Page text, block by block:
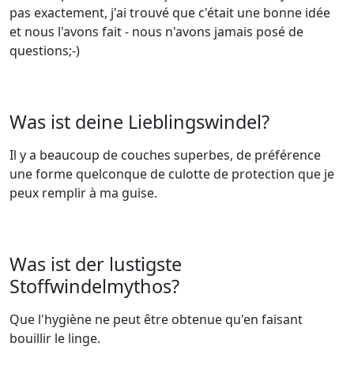
pas exactement, j'ai trouvé que c'était une bonne idée
et nous l'avons fait - nous n'avons jamais posé de
questions;-)
Was ist deine Lieblingswindel?
Il y a beaucoup de couches superbes, de préférence
une forme quelconque de culotte de protection que je
peux remplir à ma guise.
Was ist der lustigste
Stoffwindelmythos?
Que l'hygiène ne peut être obtenue qu'en faisant
bouillir le linge.